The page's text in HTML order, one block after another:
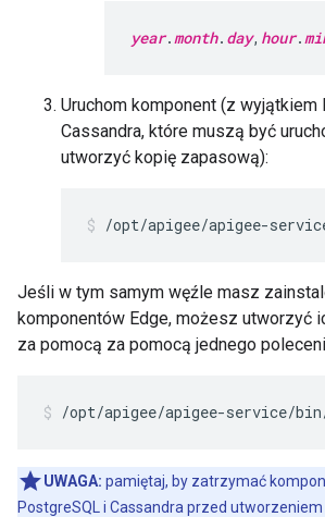
year.month. day, hour.
Uruchom komponent (z wyjątkiem
Cassandra, które muszą być
utworzyć kopię zapasową):
/opt/apigee/apigee-
Jeśli w tym samym węźle masz
komponentów Edge, możesz utworzyć
za pomocą za pomocą jednego
/opt/apigee/apigee-service/
UWAGA: pamiętaj, by zatrzymać
PostgreSQL i Cassandra przed utworzeniem